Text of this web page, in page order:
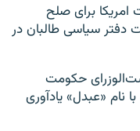
امریکا برای صلح
دفتر سیاسی طالبان در
حکومت
نام «عبدل» یادآوری